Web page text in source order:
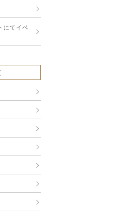
にてイベ